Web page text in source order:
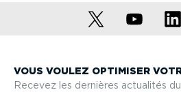
VOUS VOULEZ OPTIMISER
Recevez les dernières actualités